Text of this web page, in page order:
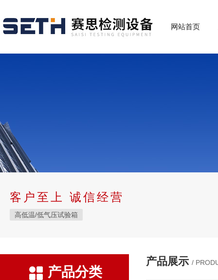
网站首页
客户至上 诚信经营
高低温/低气压试验箱
产品分类
产品展示 /